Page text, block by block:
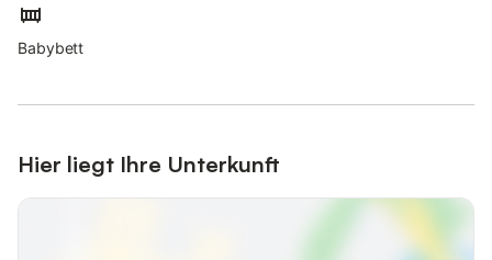
Babybett
Hier liegt Ihre Unterkunft